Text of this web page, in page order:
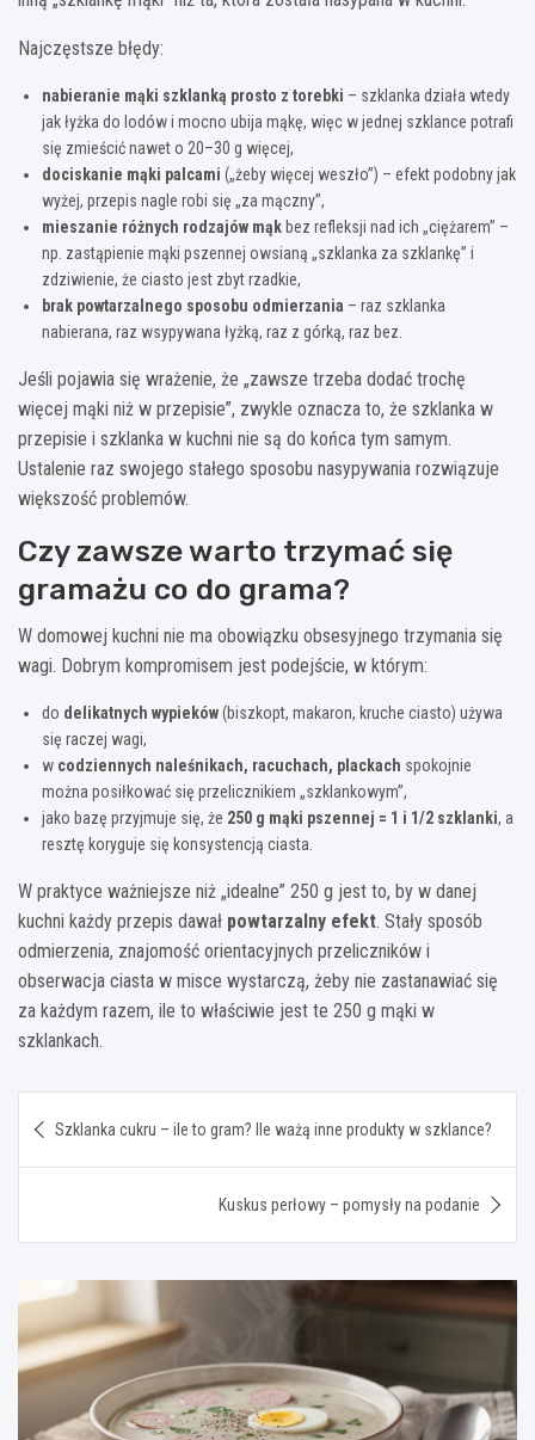
Najczęstsze błędy:
nabieranie mąki szklanką prosto z torebki – szklanka działa wtedy
jak łyżka do lodów i mocno ubija mąkę, więc w jednej szklance potrafi
się zmieścić nawet o 20–30 g więcej,
dociskanie mąki palcami („żeby więcej weszło”) – efekt podobny jak
wyżej, przepis nagle robi się „za mączny”,
mieszanie różnych rodzajów mąk bez refleksji nad ich „ciężarem” –
np. zastąpienie mąki pszennej owsianą „szklanka za szklankę” i
zdziwienie, że ciasto jest zbyt rzadkie,
brak powtarzalnego sposobu odmierzania – raz szklanka
nabierana, raz wsypywana łyżką, raz z górką, raz bez.
Jeśli pojawia się wrażenie, że „zawsze trzeba dodać trochę
więcej mąki niż w przepisie”, zwykle oznacza to, że szklanka w
przepisie i szklanka w kuchni nie są do końca tym samym.
Ustalenie raz swojego stałego sposobu nasypywania rozwiązuje
większość problemów.
Czy zawsze warto trzymać się
gramażu co do grama?
W domowej kuchni nie ma obowiązku obsesyjnego trzymania się
wagi. Dobrym kompromisem jest podejście, w którym:
do delikatnych wypieków(biszkopt, makaron, kruche ciasto) używa
się raczej wagi,
w codziennych naleśnikach, racuchach, plackach spokojnie
można posiłkować się przelicznikiem „szklankowym”,
jako bazę przyjmuje się, że 250 g mąki pszennej = 1 i 1/2 szklanki, a
resztę koryguje się konsystencją ciasta.
W praktyce ważniejsze niż „idealne” 250 g jest to, by w danej
kuchni każdy przepis dawał powtarzalny efekt. Stały sposób
odmierzenia, znajomość orientacyjnych przeliczników i
obserwacja ciasta w misce wystarczą, żeby nie zastanawiać się
za każdym razem, ile to właściwie jest te 250 g mąki w
szklankach.
wpisu
Szklanka cukru – ile to gram? Ile ważą inne produkty w szklance?
Kuskus perłowy – pomysły na podanie